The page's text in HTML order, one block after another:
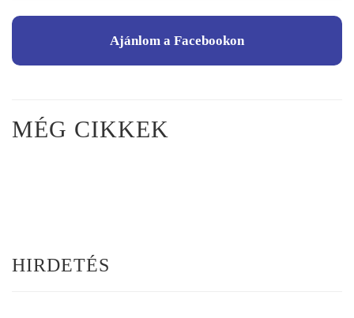
Ajánlom a Facebookon
MÉG CIKKEK
HIRDETÉS